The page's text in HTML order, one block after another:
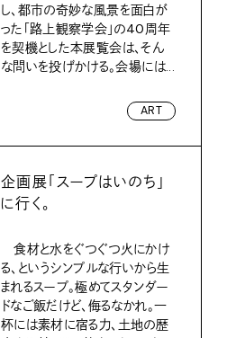
し、都市の奇妙な風景を面白が
った「路上観察学会」の40周年
を契機とした本展覧会は、そん
な問いを投げかける。会場には...
ART
企画展「スープはいのち」
に行く。
食材と水をぐつぐつ火にかけ
る、というシンプルな行いから生
まれるスープ。極めてスタンダー
ドなご飯だけど、侮るなかれ。一
杯には素材に宿る力、土地の歴